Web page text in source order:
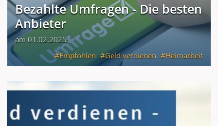
Bezahlte Umfragen - Die besten
Anbieter
am 01.02.2025
Empfohlen
Geld verdienen Heimarbeit